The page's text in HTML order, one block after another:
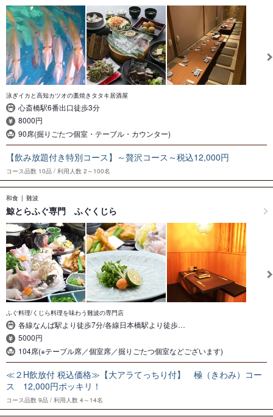
泳ぎイカと高知カツオの藁焼きタタキ居酒屋
心斎橋駅6番出口徒歩3分
8000円
90席(掘りごたつ個室・テーブル・カウンター)
【飲み放題付き特別コース】～贅沢コース～税込12,000円
コース品数 10品 利用人数 2～100名
和食 難波
鯨とらふぐ専門 ふぐくじら
ふぐ料理/くじら料理を味わう難波の専門店
各線なんば駅より徒歩7分/各線日本橋駅より徒歩…
5000円
104席(※テーブル席／個室席／掘りごたつ個室などございます)
≪２H飲放付 税込価格≫【大アラてっちり付】 極（きわみ）コー
ス 12,000円ポッキリ！
コース品数 9品 利用人数 4～14名